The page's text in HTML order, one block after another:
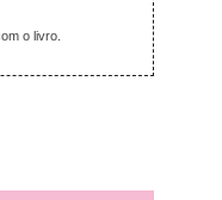
o livro.